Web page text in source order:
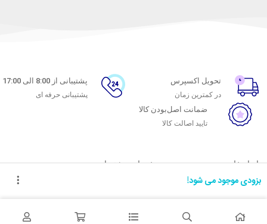
بزودی موجود می شود!
تحویل اکسپرس
در کمترین زمان
پشتیبانی از 8:00 الی 17:00
پشتیبانی حرفه ای
ضمانت اصل‌بودن کالا
تایید اصالت کالا
با ماه خانوم
اتاق خبر ماه خانوم
همکاری با سازمان‌ها
خدمات مشتریان
شرایط استفاده